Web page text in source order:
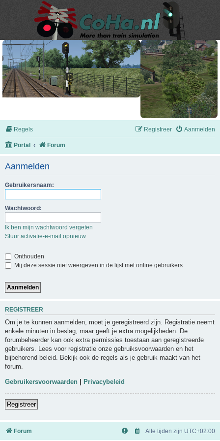
Regels Aanmelden
Registreer
Portal Forum
Aanmelden
Gebruikersnaam:
Wachtwoord:
Ik ben mijn wachtwoord vergeten
Stuur activatie-e-mail opnieuw
Onthouden
Mij deze sessie niet weergeven in de lijst met online gebruikers
REGISTREER
Om je te kunnen aanmelden, moet je geregistreerd zijn. Registratie neemt
enkele minuten in beslag, maar geeft je extra mogelijkheden. De
forumbeheerder kan ook extra permissies toestaan aan geregistreerde
gebruikers. Lees voor registratie onze gebruiksvoorwaarden en het
bijbehorend beleid. Bekijk ook de regels als je gebruik maakt van het
forum.
Gebruikersvoorwaarden Privacybeleid
Registreer
Forum Alle tijden zijn UTC+02:00